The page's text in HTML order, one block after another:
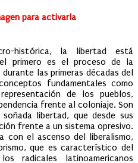
para activarla
histórica, la libertad está
primero es el proceso de la
las primeras décadas del
fundamentales como
de los pueblos,
frente al coloniaje. Son
libertad, que desde sus
frente a un sistema opresivo.
con el ascenso del liberalismo,
que es característico del
radicales latinoamericanos